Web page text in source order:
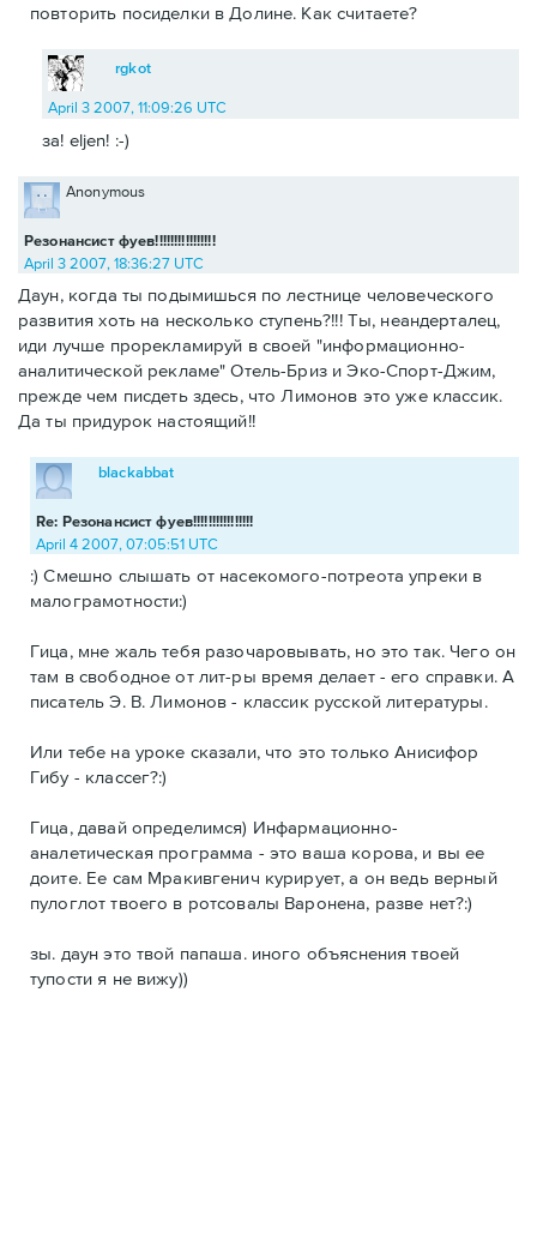
повторить посиделки в Долине. Как считаете?
rgkot
April 3 2007, 11:09:26 UTC
за! eljen! :-)
Резонансист фуев!!!!!!!!!!!!!!!!
Anonymous
April 3 2007, 18:36:27 UTC
Даун, когда ты подымишься по лестнице человеческого
развития хоть на несколько ступень?!!! Ты, неандерталец,
иди лучше прорекламируй в своей "информационно-
аналитической рекламе" Отель-Бриз и Эко-Спорт-Джим,
прежде чем писдеть здесь, что Лимонов это уже классик.
Да ты придурок настоящий!!
Re: Резонансист фуев!!!!!!!!!!!!!!!!
blackabbat
April 4 2007, 07:05:51 UTC
:) Смешно слышать от насекомого-потреота упреки в
малограмотности:)
Гица, мне жаль тебя разочаровывать, но это так. Чего он
там в свободное от лит-ры время делает - его справки. А
писатель Э. В. Лимонов - классик русской литературы.
Или тебе на уроке сказали, что это только Анисифор
Гибу - классег?:)
Гица, давай определимся) Инфармационно-
аналетическая программа - это ваша корова, и вы ее
доите. Ее сам Мракивгенич курирует, а он ведь верный
пулоглот твоего в ротсовалы Варонена, разве нет?:)
зы. даун это твой папаша. иного объяснения твоей
тупости я не вижу))